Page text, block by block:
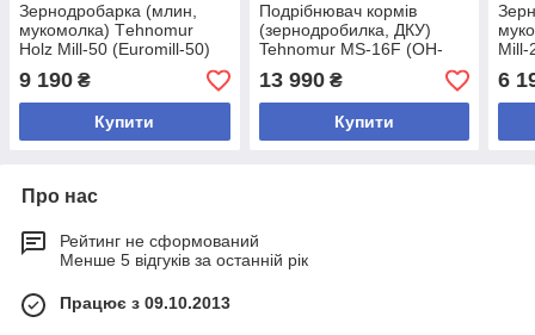
Зернодробарка (млин,
мукомолка) Tеhnomur
Holz Mill-50 (Euromill-50)
9 190 ₴
Купити
Подрібнювач кормів
(зернодробилка, ДКУ)
Tehnomur MS-16F (OH-
16H) з турбіною (без
двигуна)
13 990₴
Купити
Mill-
6
Про нас
Рейтинг не сформований
Менше 5 відгуків за останній рік
Працює з 09.10.2013